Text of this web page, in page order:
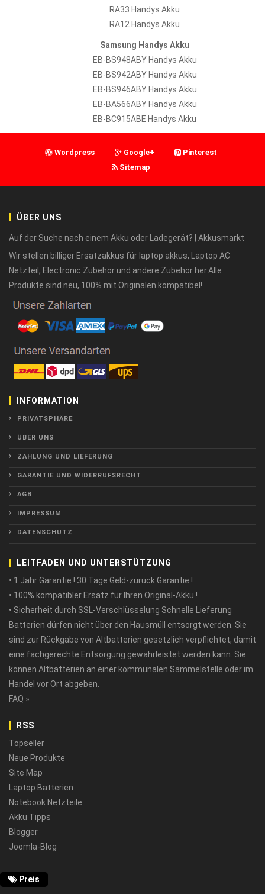
RA33 Handys Akku
RA12 Handys Akku
Samsung Handys Akku
EB-BS948ABY Handys Akku
EB-BS942ABY Handys Akku
EB-BS946ABY Handys Akku
EB-BA566ABY Handys Akku
EB-BC915ABE Handys Akku
Wordpress Google+
Pinterest
Sitemap
ÜBER UNS
Auf der Suche nach einem Akku oder Ladegerät? | Akkusmarkt
Wir stellen billiger Ersatzakkus für laptop akkus, Laptop AC
Netzteil, Electronic Zubehör und andere Zubehör her.Alle
Produkte sind neu, 100% mit Originalen kompatibel!
INFORMATION
PRIVATSPHÄRE
ÜBER UNS
ZAHLUNG UND LIEFERUNG
GARANTIE UND WIDERRUFSRECHT
AGB
IMPRESSUM
DATENSCHUTZ
LEITFADEN UND UNTERSTÜTZUNG
• 1 Jahr Garantie ! 30 Tage Geld-zurück Garantie !
• 100% kompatibler Ersatz für Ihren Original-Akku !
• Sicherheit durch SSL-Verschlüsselung Schnelle Lieferung
Batterien dürfen nicht über den Hausmüll entsorgt werden. Sie
sind zur Rückgabe von Altbatterien gesetzlich verpflichtet, damit
eine fachgerechte Entsorgung gewährleistet werden kann. Sie
können Altbatterien an einer kommunalen Sammelstelle oder im
Handel vor Ort abgeben.
FAQ »
RSS
Topseller
Neue Produkte
Site Map
Laptop Batterien
Notebook Netzteile
Akku Tipps
Blogger
Joomla-Blog
Preis